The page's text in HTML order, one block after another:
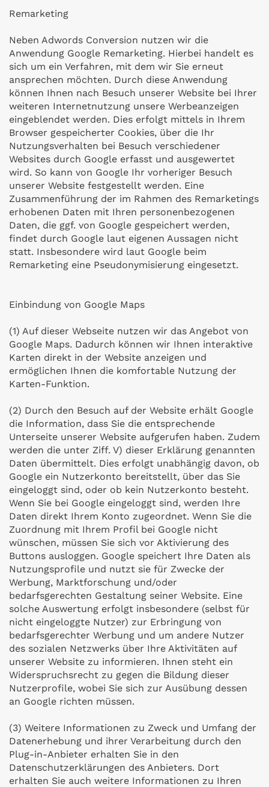
Remarketing
Neben Adwords Conversion nutzen wir die
Anwendung Google Remarketing. Hierbei handelt es
sich um ein Verfahren, mit dem wir Sie erneut
ansprechen möchten. Durch diese Anwendung
können Ihnen nach Besuch unserer Website bei Ihrer
weiteren Internetnutzung unsere Werbeanzeigen
eingeblendet werden. Dies erfolgt mittels in Ihrem
Browser gespeicherter Cookies, über die Ihr
Nutzungsverhalten bei Besuch verschiedener
Websites durch Google erfasst und ausgewertet
wird. So kann von Google Ihr vorheriger Besuch
unserer Website festgestellt werden. Eine
Zusammenführung der im Rahmen des Remarketings
erhobenen Daten mit Ihren personenbezogenen
Daten, die ggf. von Google gespeichert werden,
findet durch Google laut eigenen Aussagen nicht
statt. Insbesondere wird laut Google beim
Remarketing eine Pseudonymisierung eingesetzt.
Einbindung von Google Maps
(1) Auf dieser Webseite nutzen wir das Angebot von
Google Maps. Dadurch können wir Ihnen interaktive
Karten direkt in der Website anzeigen und
ermöglichen Ihnen die komfortable Nutzung der
Karten-Funktion.
(2) Durch den Besuch auf der Website erhält Google
die Information, dass Sie die entsprechende
Unterseite unserer Website aufgerufen haben. Zudem
werden die unter Ziff. V) dieser Erklärung genannten
Daten übermittelt. Dies erfolgt unabhängig davon, ob
Google ein Nutzerkonto bereitstellt, über das Sie
eingeloggt sind, oder ob kein Nutzerkonto besteht.
Wenn Sie bei Google eingeloggt sind, werden Ihre
Daten direkt Ihrem Konto zugeordnet. Wenn Sie die
Zuordnung mit Ihrem Profil bei Google nicht
wünschen, müssen Sie sich vor Aktivierung des
Buttons ausloggen. Google speichert Ihre Daten als
Nutzungsprofile und nutzt sie für Zwecke der
Werbung, Marktforschung und/oder
bedarfsgerechten Gestaltung seiner Website. Eine
solche Auswertung erfolgt insbesondere (selbst für
nicht eingeloggte Nutzer) zur Erbringung von
bedarfsgerechter Werbung und um andere Nutzer
des sozialen Netzwerks über Ihre Aktivitäten auf
unserer Website zu informieren. Ihnen steht ein
Widerspruchsrecht zu gegen die Bildung dieser
Nutzerprofile, wobei Sie sich zur Ausübung dessen
an Google richten müssen.
(3) Weitere Informationen zu Zweck und Umfang der
Datenerhebung und ihrer Verarbeitung durch den
Plug-in-Anbieter erhalten Sie in den
Datenschutzerklärungen des Anbieters. Dort
erhalten Sie auch weitere Informationen zu Ihren